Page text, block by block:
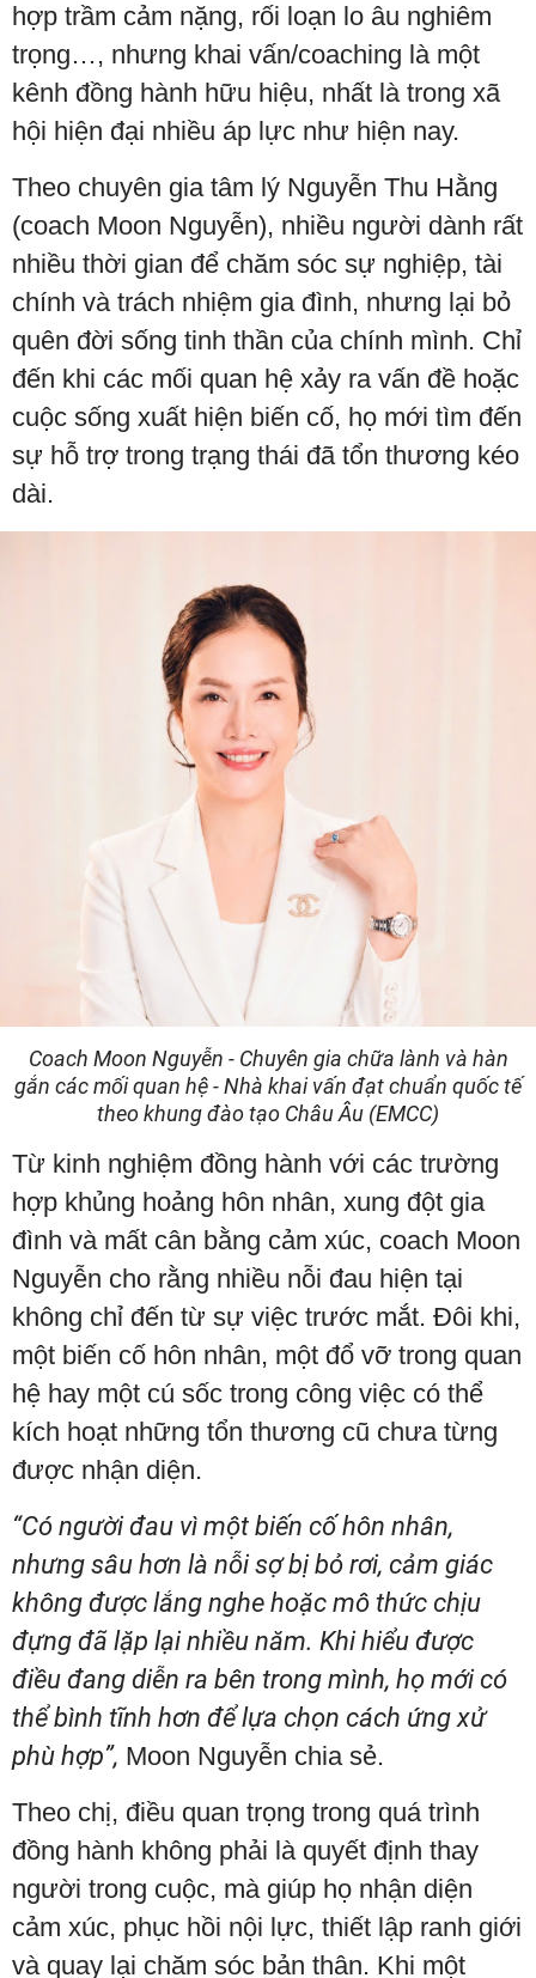
hợp trầm cảm nặng, rối loạn lo âu nghiêm
trọng…, nhưng khai vấn/coaching là một
kênh đồng hành hữu hiệu, nhất là trong xã
hội hiện đại nhiều áp lực như hiện nay.
Theo chuyên gia tâm lý Nguyễn Thu Hằng
(coach Moon Nguyễn), nhiều người dành rất
nhiều thời gian để chăm sóc sự nghiệp, tài
chính và trách nhiệm gia đình, nhưng lại bỏ
quên đời sống tinh thần của chính mình. Chỉ
đến khi các mối quan hệ xảy ra vấn đề hoặc
cuộc sống xuất hiện biến cố, họ mới tìm đến
sự hỗ trợ trong trạng thái đã tổn thương kéo
dài.
Coach Moon Nguyễn - Chuyên gia chữa lành và hàn
gắn các mối quan hệ - Nhà khai vấn đạt chuẩn quốc tế
theo khung đào tạo Châu Âu (EMCC)
Từ kinh nghiệm đồng hành với các trường
hợp khủng hoảng hôn nhân, xung đột gia
đình và mất cân bằng cảm xúc, coach Moon
Nguyễn cho rằng nhiều nỗi đau hiện tại
không chỉ đến từ sự việc trước mắt. Đôi khi,
một biến cố hôn nhân, một đổ vỡ trong quan
hệ hay một cú sốc trong công việc có thể
kích hoạt những tổn thương cũ chưa từng
được nhận diện.
“Có người đau vì một biến cố hôn nhân,
nhưng sâu hơn là nỗi sợ bị bỏ rơi, cảm giác
không được lắng nghe hoặc mô thức chịu
đựng đã lặp lại nhiều năm. Khi hiểu được
điều đang diễn ra bên trong mình, họ mới có
thể bình tĩnh hơn để lựa chọn cách ứng xử
phù hợp”, Moon Nguyễn chia sẻ.
Theo chị, điều quan trọng trong quá trình
đồng hành không phải là quyết định thay
người trong cuộc, mà giúp họ nhận diện
cảm xúc, phục hồi nội lực, thiết lập ranh giới
và quay lại chăm sóc bản thân. Khi một